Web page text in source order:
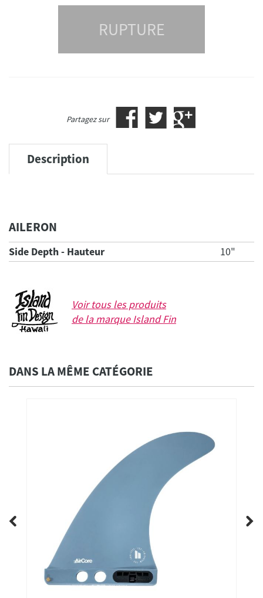
RUPTURE
Partagez sur
Description
AILERON
Side Depth - Hauteur 10"
Voir tous les produits
de la marqueIsland Fin
DANS LA MÊME CATÉGORIE